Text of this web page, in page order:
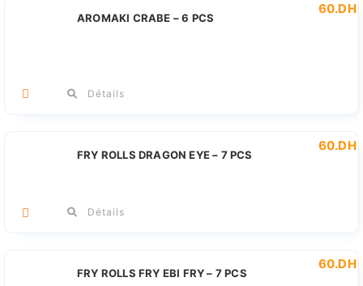
AROMAKI CRABE – 6 PCS
60.DH
Détails
FRY ROLLS DRAGON EYE – 7 PCS
60.DH
Détails
FRY ROLLS FRY EBI FRY – 7 PCS
60.DH